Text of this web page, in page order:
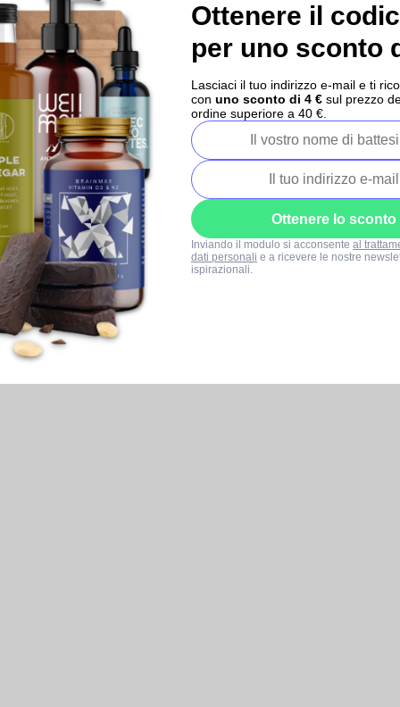
Ottenere il
per uno sconto
Lasciaci il tuo indirizzo e-mail e ti
con uno sconto di 4 € sul prezzo
ordine superiore a 40 €.
Ottenere lo sconto
Inviando il modulo si acconsente al
dati personali e a ricevere le nostre
ispirazionali.